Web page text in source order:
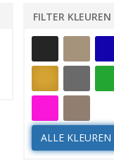
FILTER KLEUREN
ALLE KLEUREN